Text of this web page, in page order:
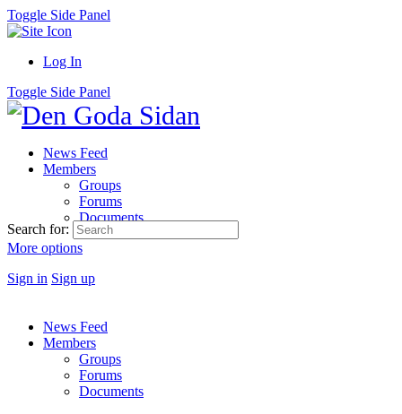
Toggle Side Panel
Log In
Toggle Side Panel
News Feed
Members
Groups
Forums
Documents
More options
Sign in Sign up
Search for:
News Feed
Members
Groups
Forums
Documents